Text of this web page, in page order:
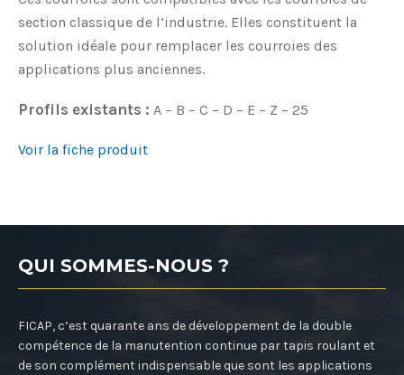
section classique de l’industrie. Elles constituent la
solution idéale pour remplacer les courroies des
applications plus anciennes.
Profils existants : A – B – C – D – E – Z – 25
Voir la fiche produit
QUI SOMMES-NOUS ?
FICAP, c’est quarante ans de développement de la double
compétence de la manutention continue par tapis roulant et
de son complément indispensable que sont les applications